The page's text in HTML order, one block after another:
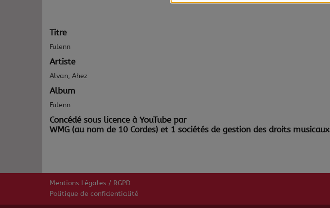
Titre
Fulenn
Artiste
Alvan, Ahez
Album
Fulenn
Concédé sous licence à YouTube par
WMG (au nom de 10 Cordes) et 1 sociétés de gestion des droits musicaux
Mentions Légales / RGPD
Politique de confidentialité